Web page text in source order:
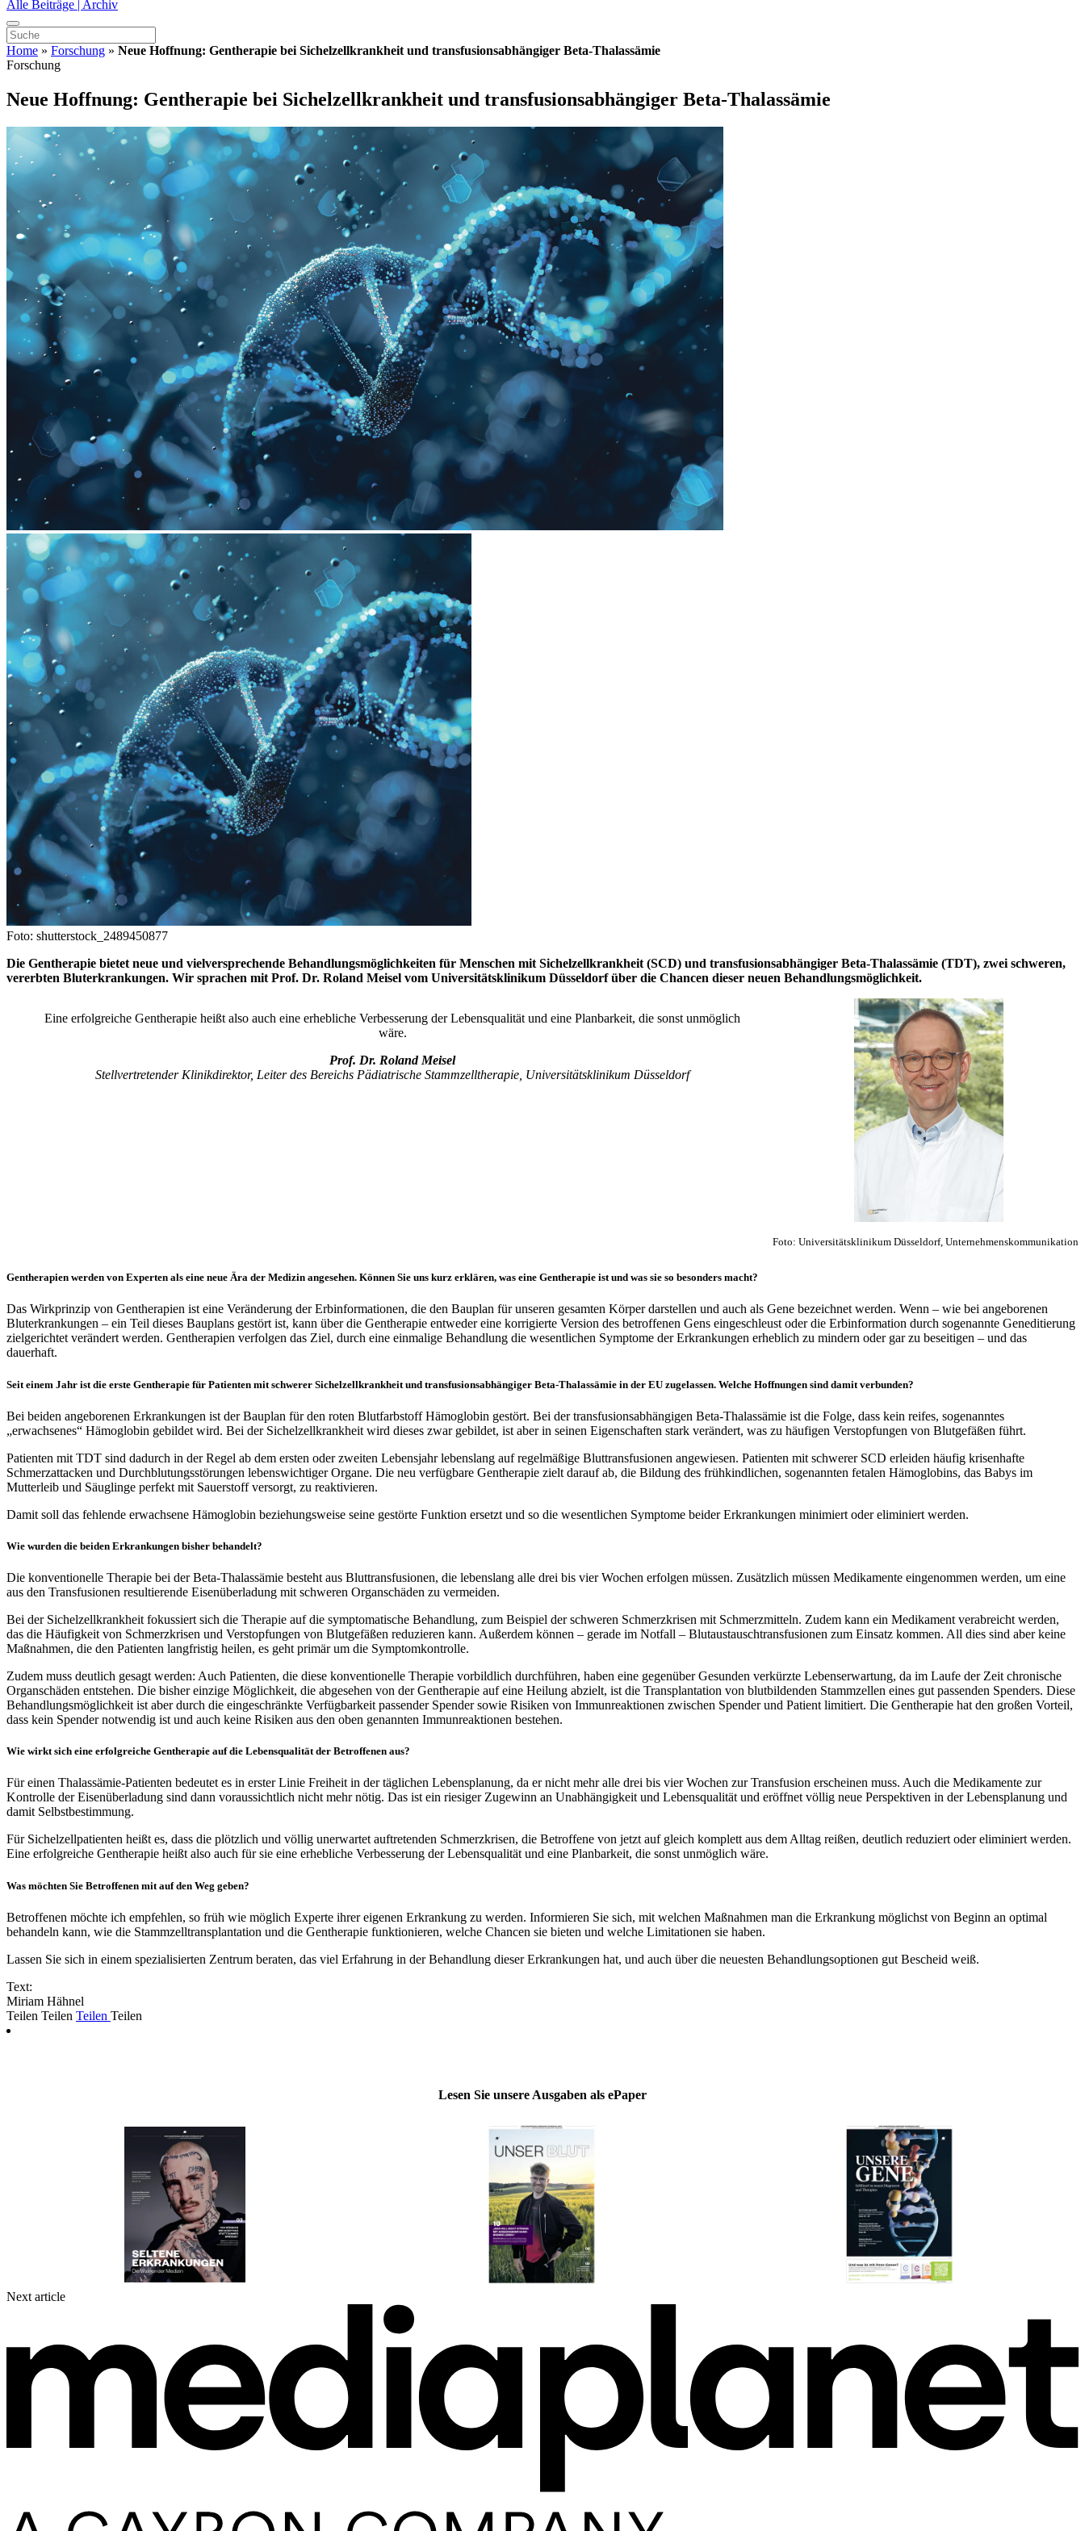
Alle Beiträge | Archiv
Home » Forschung » Neue Hoffnung: Gentherapie bei Sichelzellkrankheit und transfusionsabhängiger Beta-Thalassämie
Forschung
Neue Hoffnung: Gentherapie bei Sichelzellkrankheit und transfusionsabhängiger Beta-Thalassämie
Foto: shutterstock_2489450877
Die Gentherapie bietet neue und vielversprechende Behandlungsmöglichkeiten für Menschen mit Sichelzellkrankheit (SCD) und transfusionsabhängiger Beta-Thalassämie (TDT), zwei schweren,
vererbten Bluterkrankungen. Wir sprachen mit Prof. Dr. Roland Meisel vom Universitätsklinikum Düsseldorf über die Chancen dieser neuen Behandlungsmöglichkeit.
Eine erfolgreiche Gentherapie heißt also auch eine erhebliche Verbesserung der Lebensqualität und eine Planbarkeit, die sonst unmöglich
wäre.
Prof. Dr. Roland Meisel
Stellvertretender Klinikdirektor, Leiter des Bereichs Pädiatrische Stammzelltherapie, Universitätsklinikum Düsseldorf
Foto: Universitätsklinikum Düsseldorf, Unternehmenskommunikation
Gentherapien werden von Experten als eine neue Ära der Medizin angesehen. Können Sie uns kurz erklären, was eine Gentherapie ist und was sie so besonders macht?
Das Wirkprinzip von Gentherapien ist eine Veränderung der Erbinformationen, die den Bauplan für unseren gesamten Körper darstellen und auch als Gene bezeichnet werden. Wenn – wie bei angeborenen
Bluterkrankungen – ein Teil dieses Bauplans gestört ist, kann über die Gentherapie entweder eine korrigierte Version des betroffenen Gens eingeschleust oder die Erbinformation durch sogenannte Geneditierung
zielgerichtet verändert werden. Gentherapien verfolgen das Ziel, durch eine einmalige Behandlung die wesentlichen Symptome der Erkrankungen erheblich zu mindern oder gar zu beseitigen – und das
dauerhaft.
Seit einem Jahr ist die erste Gentherapie für Patienten mit schwerer Sichelzellkrankheit und transfusionsabhängiger Beta-Thalassämie in der EU zugelassen. Welche Hoffnungen sind damit verbunden?
Bei beiden angeborenen Erkrankungen ist der Bauplan für den roten Blutfarbstoff Hämoglobin gestört. Bei der transfusionsabhängigen Beta-Thalassämie ist die Folge, dass kein reifes, sogenanntes
„erwachsenes“ Hämoglobin gebildet wird. Bei der Sichelzellkrankheit wird dieses zwar gebildet, ist aber in seinen Eigenschaften stark verändert, was zu häufigen Verstopfungen von Blutgefäßen führt.
Patienten mit TDT sind dadurch in der Regel ab dem ersten oder zweiten Lebensjahr lebenslang auf regelmäßige Bluttransfusionen angewiesen. Patienten mit schwerer SCD erleiden häufig krisenhafte
Schmerzattacken und Durchblutungsstörungen lebenswichtiger Organe. Die neu verfügbare Gentherapie zielt darauf ab, die Bildung des frühkindlichen, sogenannten fetalen Hämoglobins, das Babys im
Mutterleib und Säuglinge perfekt mit Sauerstoff versorgt, zu reaktivieren.
Damit soll das fehlende erwachsene Hämoglobin beziehungsweise seine gestörte Funktion ersetzt und so die wesentlichen Symptome beider Erkrankungen minimiert oder eliminiert werden.
Wie wurden die beiden Erkrankungen bisher behandelt?
Die konventionelle Therapie bei der Beta-Thalassämie besteht aus Bluttransfusionen, die lebenslang alle drei bis vier Wochen erfolgen müssen. Zusätzlich müssen Medikamente eingenommen werden, um eine
aus den Transfusionen resultierende Eisenüberladung mit schweren Organschäden zu vermeiden.
Bei der Sichelzellkrankheit fokussiert sich die Therapie auf die symptomatische Behandlung, zum Beispiel der schweren Schmerzkrisen mit Schmerzmitteln. Zudem kann ein Medikament verabreicht werden,
das die Häufigkeit von Schmerzkrisen und Verstopfungen von Blutgefäßen reduzieren kann. Außerdem können – gerade im Notfall – Blutaustauschtransfusionen zum Einsatz kommen. All dies sind aber keine
Maßnahmen, die den Patienten langfristig heilen, es geht primär um die Symptomkontrolle.
Zudem muss deutlich gesagt werden: Auch Patienten, die diese konventionelle Therapie vorbildlich durchführen, haben eine gegenüber Gesunden verkürzte Lebenserwartung, da im Laufe der Zeit chronische
Organschäden entstehen. Die bisher einzige Möglichkeit, die abgesehen von der Gentherapie auf eine Heilung abzielt, ist die Transplantation von blutbildenden Stammzellen eines gut passenden Spenders. Diese
Behandlungsmöglichkeit ist aber durch die eingeschränkte Verfügbarkeit passender Spender sowie Risiken von Immunreaktionen zwischen Spender und Patient limitiert. Die Gentherapie hat den großen Vorteil,
dass kein Spender notwendig ist und auch keine Risiken aus den oben genannten Immunreaktionen bestehen.
Wie wirkt sich eine erfolgreiche Gentherapie auf die Lebensqualität der Betroffenen aus?
Für einen Thalassämie-Patienten bedeutet es in erster Linie Freiheit in der täglichen Lebensplanung, da er nicht mehr alle drei bis vier Wochen zur Transfusion erscheinen muss. Auch die Medikamente zur
Kontrolle der Eisenüberladung sind dann voraussichtlich nicht mehr nötig. Das ist ein riesiger Zugewinn an Unabhängigkeit und Lebensqualität und eröffnet völlig neue Perspektiven in der Lebensplanung und
damit Selbstbestimmung.
Für Sichelzellpatienten heißt es, dass die plötzlich und völlig unerwartet auftretenden Schmerzkrisen, die Betroffene von jetzt auf gleich komplett aus dem Alltag reißen, deutlich reduziert oder eliminiert werden.
Eine erfolgreiche Gentherapie heißt also auch für sie eine erhebliche Verbesserung der Lebensqualität und eine Planbarkeit, die sonst unmöglich wäre.
Was möchten Sie Betroffenen mit auf den Weg geben?
Betroffenen möchte ich empfehlen, so früh wie möglich Experte ihrer eigenen Erkrankung zu werden. Informieren Sie sich, mit welchen Maßnahmen man die Erkrankung möglichst von Beginn an optimal
behandeln kann, wie die Stammzelltransplantation und die Gentherapie funktionieren, welche Chancen sie bieten und welche Limitationen sie haben.
Lassen Sie sich in einem spezialisierten Zentrum beraten, das viel Erfahrung in der Behandlung dieser Erkrankungen hat, und auch über die neuesten Behandlungsoptionen gut Bescheid weiß.
Text:
Miriam Hähnel
Teilen Teilen Teilen Teilen
Lesen Sie unsere Ausgaben als ePaper
Next article